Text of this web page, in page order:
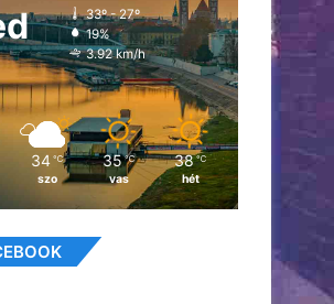
33º - 27º
19%
3.92 km/h
34 ℃
szo
35 ℃
vas
38 ℃
hét